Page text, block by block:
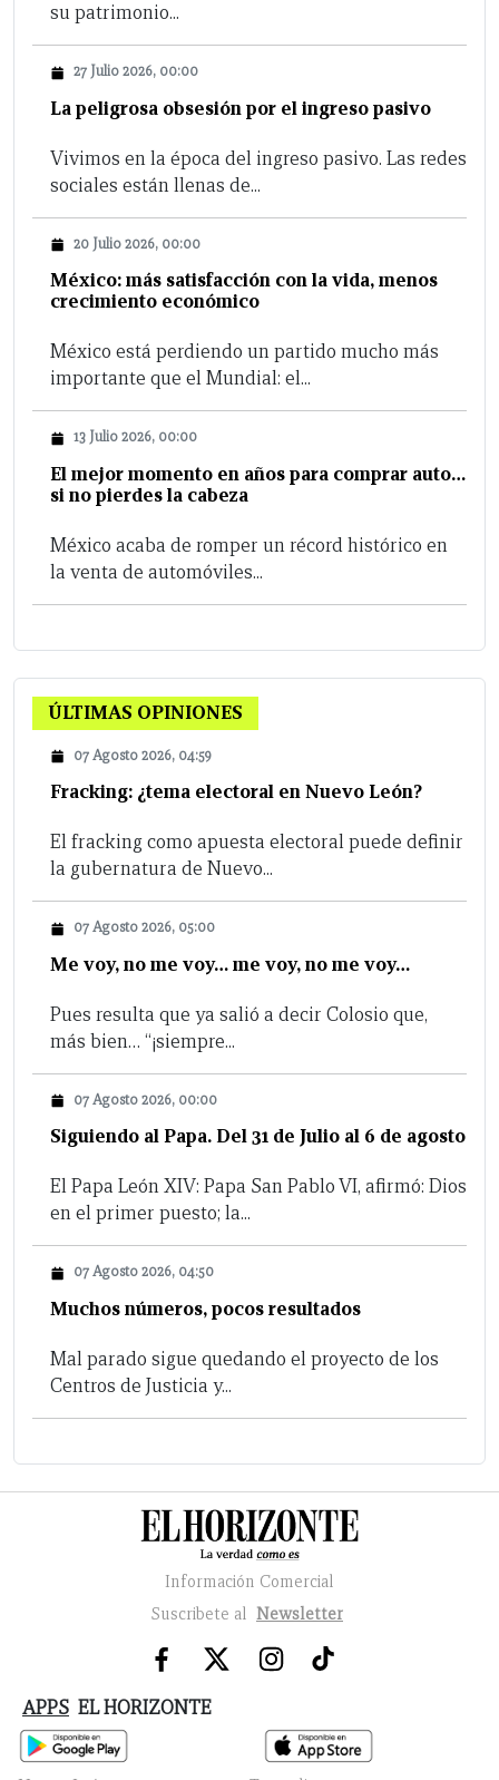
su patrimonio...
27 Julio 2026, 00:00
La peligrosa obsesión por el ingreso pasivo
Vivimos en la época del ingreso pasivo. Las redes
sociales están llenas de...
20 Julio 2026, 00:00
México: más satisfacción con la vida, menos
crecimiento económico
México está perdiendo un partido mucho más
importante que el Mundial: el...
13 Julio 2026, 00:00
El mejor momento en años para comprar auto…
si no pierdes la cabeza
México acaba de romper un récord histórico en
la venta de automóviles...
ÚLTIMAS OPINIONES
07 Agosto 2026, 04:59
Fracking: ¿tema electoral en Nuevo León?
El fracking como apuesta electoral puede definir
la gubernatura de Nuevo...
07 Agosto 2026, 05:00
Me voy, no me voy… me voy, no me voy…
Pues resulta que ya salió a decir Colosio que,
más bien… “¡siempre...
07 Agosto 2026, 00:00
Siguiendo al Papa. Del 31 de Julio al 6 de agosto
El Papa León XIV: Papa San Pablo VI, afirmó: Dios
en el primer puesto; la...
07 Agosto 2026, 04:50
Muchos números, pocos resultados
Mal parado sigue quedando el proyecto de los
Centros de Justicia y...
Información Comercial
Suscribete al
Newsletter
APPS EL HORIZONTE